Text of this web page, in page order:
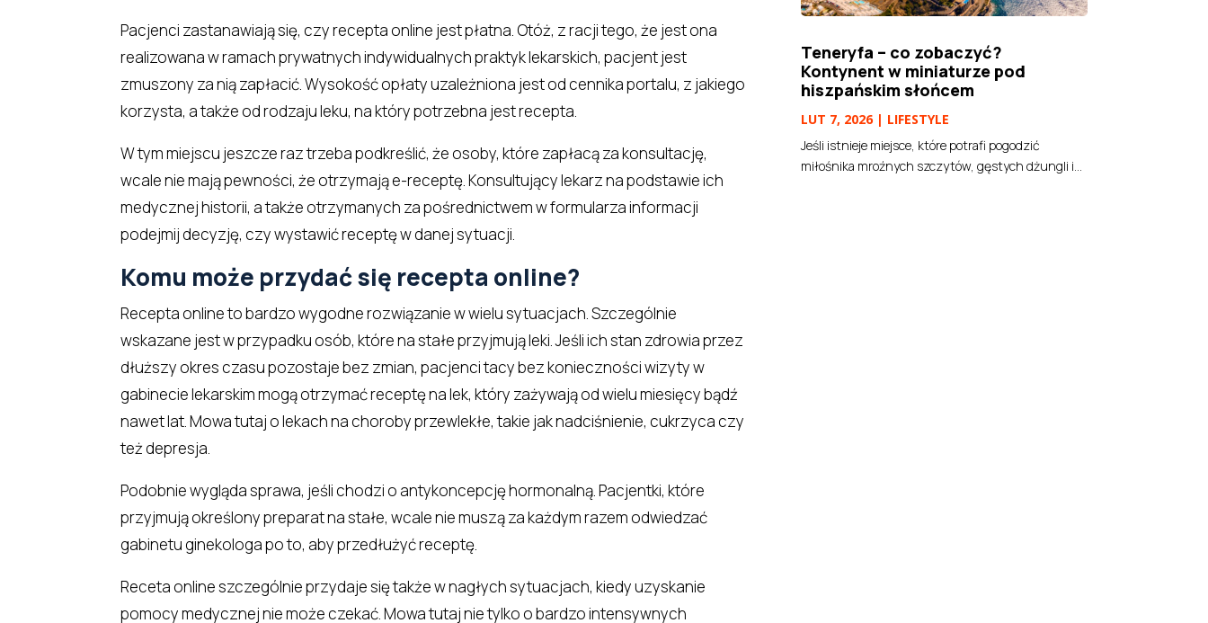
Pacjenci zastanawiają się, czy recepta online jest płatna. Otóż, z racji tego, że jest ona
realizowana w ramach prywatnych indywidualnych praktyk lekarskich, pacjent jest
zmuszony za nią zapłacić. Wysokość opłaty uzależniona jest od cennika portalu, z jakiego
korzysta, a także od rodzaju leku, na który potrzebna jest recepta.
W tym miejscu jeszcze raz trzeba podkreślić, że osoby, które zapłacą za konsultację,
wcale nie mają pewności, że otrzymają e-receptę. Konsultujący lekarz na podstawie ich
medycznej historii, a także otrzymanych za pośrednictwem w formularza informacji
podejmij decyzję, czy wystawić receptę w danej sytuacji.
Komu może przydać się recepta online?
Recepta online to bardzo wygodne rozwiązanie w wielu sytuacjach. Szczególnie
wskazane jest w przypadku osób, które na stałe przyjmują leki. Jeśli ich stan zdrowia przez
dłuższy okres czasu pozostaje bez zmian, pacjenci tacy bez konieczności wizyty w
gabinecie lekarskim mogą otrzymać receptę na lek, który zażywają od wielu miesięcy bądź
nawet lat. Mowa tutaj o lekach na choroby przewlekłe, takie jak nadciśnienie, cukrzyca czy
też depresja.
Podobnie wygląda sprawa, jeśli chodzi o antykoncepcję hormonalną. Pacjentki, które
przyjmują określony preparat na stałe, wcale nie muszą za każdym razem odwiedzać
gabinetu ginekologa po to, aby przedłużyć receptę.
Receta online szczególnie przydaje się także w nagłych sytuacjach, kiedy uzyskanie
pomocy medycznej nie może czekać. Mowa tutaj nie tylko o bardzo intensywnych
Teneryfa – co zobaczyć?
Kontynent w miniaturze pod
hiszpańskim słońcem
LUT 7, 2026| LIFESTYLE
Jeśli istnieje miejsce, które potrafi pogodzić
miłośnika mroźnych szczytów, gęstych dżungli i...